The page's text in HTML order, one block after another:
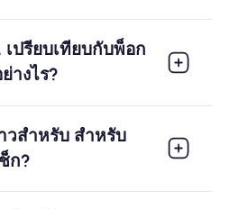
เปรียบเทียบกับพ็อก
างไร?
วสำหรับ สำหรับ
ก?